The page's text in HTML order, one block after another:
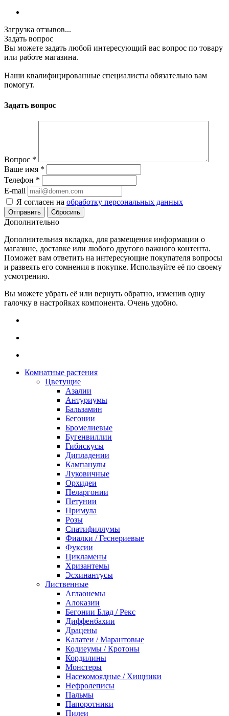
Загрузка отзывов...
Задать вопрос
Вы можете задать любой интересующий вас вопрос по товару
или работе магазина.
Наши квалифицированные специалисты обязательно вам
помогут.
Задать вопрос
Вопрос *
Ваше имя *
Телефон *
E-mail
Я согласен на обработку персональных данных
Сбросить
Дополнительно
Дополнительная вкладка, для размещения информации о
магазине, доставке или любого другого важного контента.
Поможет вам ответить на интересующие покупателя вопросы
и развеять его сомнения в покупке. Используйте её по своему
усмотрению.
Вы можете убрать её или вернуть обратно, изменив одну
галочку в настройках компонента. Очень удобно.
Комнатные растения
Цветущие
Азалии
Антуриумы
Бальзамин
Бегонии
Бромелиевые
Бугенвиллии
Гибискусы
Дипладении
Кампанулы
Луковичные
Орхидеи
Пеларгонии
Петунии
Примула
Розы
Спатифиллумы
Фиалки / Геснериевые
Фуксии
Цикламены
Хризантемы
Эсхинантусы
Лиственные
Аглаонемы
Алоказии
Бегонии Блад / Рекс
Диффенбахии
Драцены
Калатеи / Марантовые
Кодиеумы / Кротоны
Кордилины
Монстеры
Насекомоядные / Хищники
Нефролеписы
Пальмы
Папоротники
Пилеи